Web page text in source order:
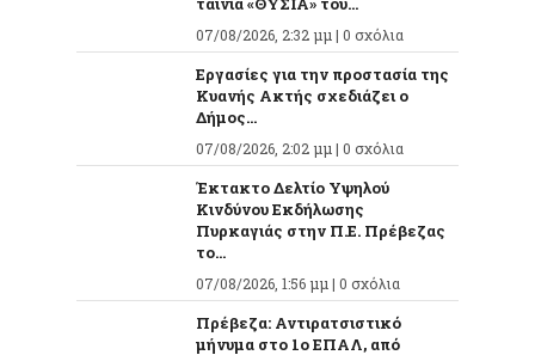
07/08/2026, 2:32 μμ | 0 σχόλια
Εργασίες για την προστασία της
Κυανής Ακτής σχεδιάζει ο
Δήμος...
07/08/2026, 2:02 μμ | 0 σχόλια
Έκτακτο Δελτίο Υψηλού
Κινδύνου Εκδήλωσης
Πυρκαγιάς στην Π.Ε. Πρέβεζας
το...
07/08/2026, 1:56 μμ | 0 σχόλια
Πρέβεζα: Αντιρατσιστικό
μήνυμα στο 1ο ΕΠΑΛ, από